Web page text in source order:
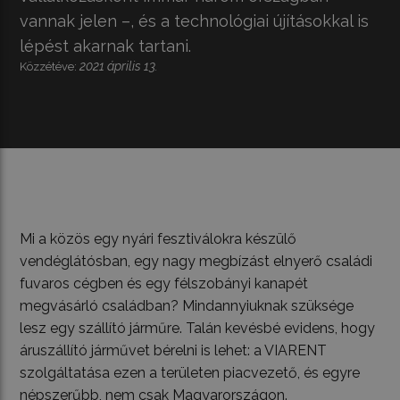
vannak jelen –, és a technológiai újításokkal is
lépést akarnak tartani.
Közzétéve:2021 április 13.
Mi a közös egy nyári fesztiválokra készülő
vendéglátósban, egy nagy megbízást elnyerő családi
fuvaros cégben és egy félszobányi kanapét
megvásárló családban? Mindannyiuknak szüksége
lesz egy szállító járműre. Talán kevésbé evidens, hogy
áruszállító járművet bérelni is lehet: a VIARENT
szolgáltatása ezen a területen piacvezető, és egyre
népszerűbb, nem csak Magyarországon.